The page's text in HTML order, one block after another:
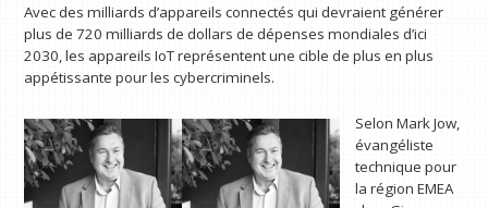
Avec des milliards d’appareils connectés qui devraient générer
plus de 720 milliards de dollars de dépenses mondiales d’ici
2030, les appareils IoT représentent une cible de plus en plus
appétissante pour les cybercriminels.
Selon Mark Jow,
évangéliste
technique pour
la région EMEA